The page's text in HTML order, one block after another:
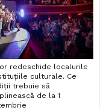
redeschide localurile
culturale. Ce
trebuie să
de la 1